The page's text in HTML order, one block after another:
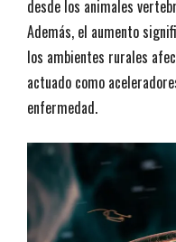
desde los animales
Además, el aumento
los ambientes rurales
actuado como
enfermedad.